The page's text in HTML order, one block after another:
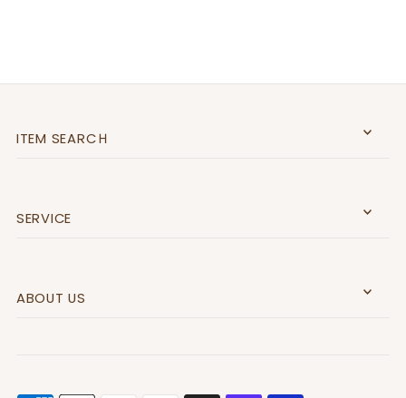
ITEM SEARCＨ
SERVICE
ABOUT US